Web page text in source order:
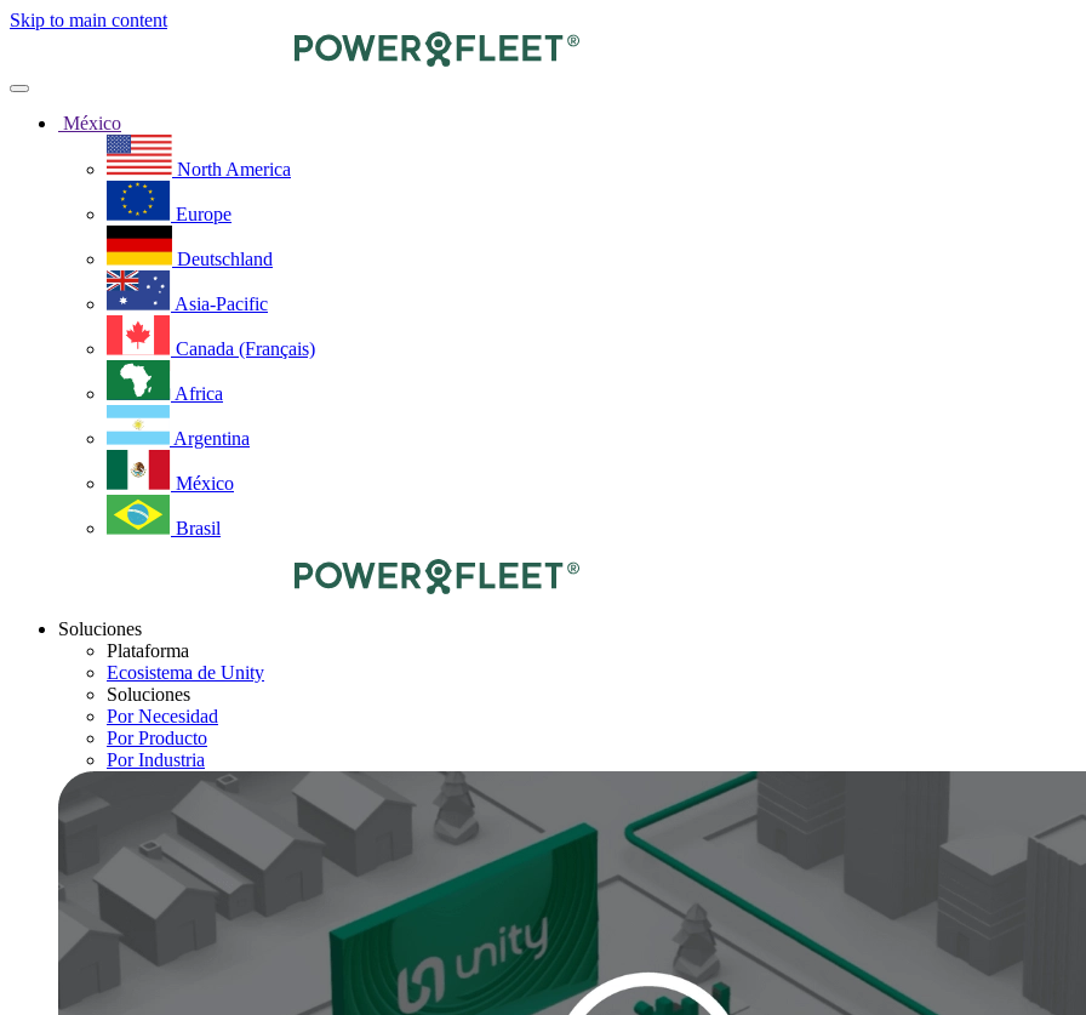
Skip to main content
México
North America
Europe
Deutschland
Asia-Pacific
Canada (Français)
Africa
Argentina
México
Brasil
Soluciones
Plataforma
Ecosistema de Unity
Soluciones
Por Necesidad
Por Producto
Por Industria